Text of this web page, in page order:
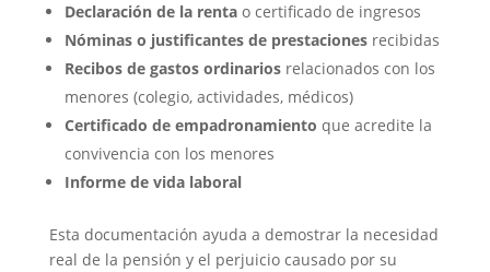
Declaración de la rentao certificado de ingresos
Nóminas o justificantes de prestacionesrecibidas
Recibos de gastos ordinariosrelacionados con los
menores (colegio, actividades, médicos)
Certificado de empadronamiento que acredite la
convivencia con los menores
Informe de vida laboral
Esta documentación ayuda a demostrar la necesidad
real de la pensión y el perjuicio causado por su